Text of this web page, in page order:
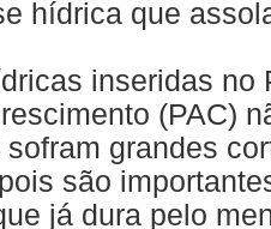
hídrica que
inseridas no
(PAC)
grandes
são
já dura pelo